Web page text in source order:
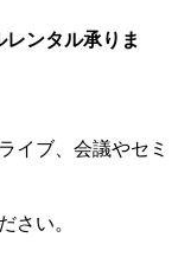
ンタル承りま
イブ、会議やセミ
さい。